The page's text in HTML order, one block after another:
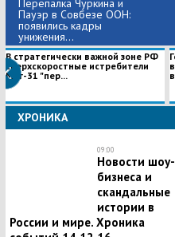
Перепалка Чуркина и
Пауэр в Совбезе ООН:
появились кадры
унижения...
В стратегически важной зоне РФ
сверхскоростные истребители
Миг-31 "пер...
ХРОНИКА
09:00
Новости шоу-
бизнеса и
скандальные
истории в
России и мире. Хроника